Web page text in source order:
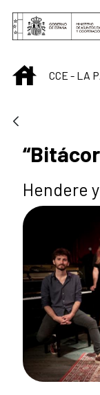
Saltar al
INICIOCCE - LA
Hendere